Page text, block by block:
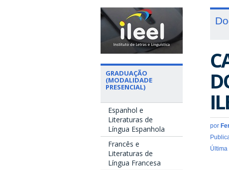
GRADUAÇÃO
(MODALIDADE
PRESENCIAL)
Espanhol e
Literaturas de
Língua Espanhola
Francês e
Literaturas de
Língua Francesa
por